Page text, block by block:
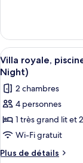
piscine
privée,
vue
sur
la
mer
(THB
1,500
Net
Resort
Villa,
piscine
privée,
vue
sur
la
mer
1,500
Net
credit
Afficher
toutes
les
photos
pour
ce
type
de
7
Villa royale,
Night)
2 chambres
4 personnes
1 très grand lit et
Wi-Fi gratuit
Plus de détails
Plus